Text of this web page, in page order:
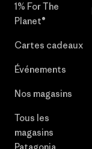
1% For The
Planet®
Cartes cadeaux
Événements
Nos magasins
Tous les
magasins